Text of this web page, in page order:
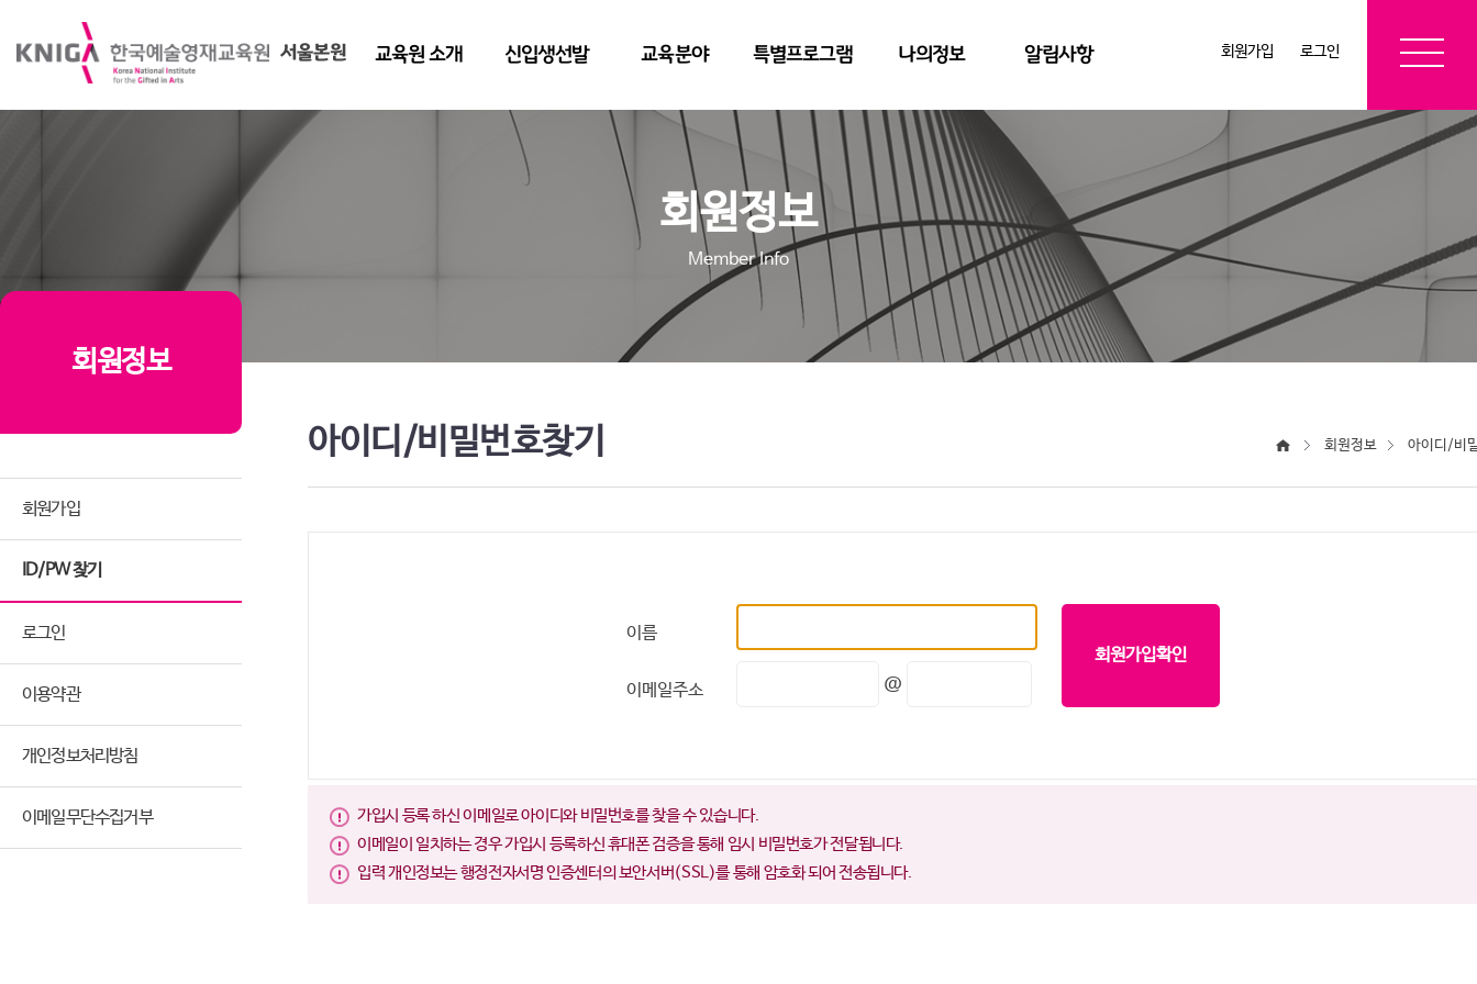
서울본원 회원가입 로그인
교육원 소개 신입생선발 교육분야 특별프로그램 나의정보 알림사항
회원정보
Member Info
회원정보
회원가입
ID/PW 찾기
로그인
이용약관
개인정보처리방침
이메일무단수집거부
회원정보 아이디/비
아이디/비밀번호찾기
이름
이메일주소 @
회원가입확인
가입시 등록 하신 이메일로 아이디와 비밀번호를 찾을 수 있습니다.
이메일이 일치하는 경우 가입시 등록하신 휴대폰 검증을 통해 임시 비밀번호가 전달됩니다.
입력 개인정보는 행정전자서명 인증센터의 보안서버(SSL)를 통해 암호화 되어 전송됩니다.